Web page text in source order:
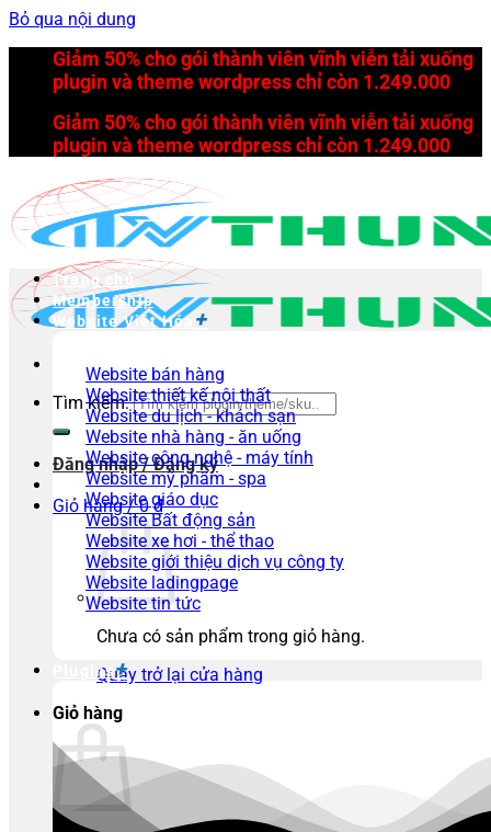
Bỏ qua nội dung
Giảm 50% cho gói thành viên vĩnh viễn tải xuống
plugin và theme wordpress chỉ còn 1.249.000
Giảm 50% cho gói thành viên vĩnh viễn tải xuống
plugin và theme wordpress chỉ còn 1.249.000
Tìm kiếm:
Đăng nhập / Đăng ký
Giỏ hàng /0₫
Chưa có sản phẩm trong giỏ hàng.
Quay trở lại cửa hàng
Giỏ hàng
Trang chủ
Membership
Website Việt Hóa
Website bán hàng
Website thiết kế nội thất
Website du lịch - khách sạn
Website nhà hàng - ăn uống
Website công nghệ - máy tính
Website mỹ phẩm - spa
Website giáo dục
Website Bất động sản
Website xe hơi - thể thao
Website giới thiệu dịch vụ công ty
Website ladingpage
Website tin tức
Plugins